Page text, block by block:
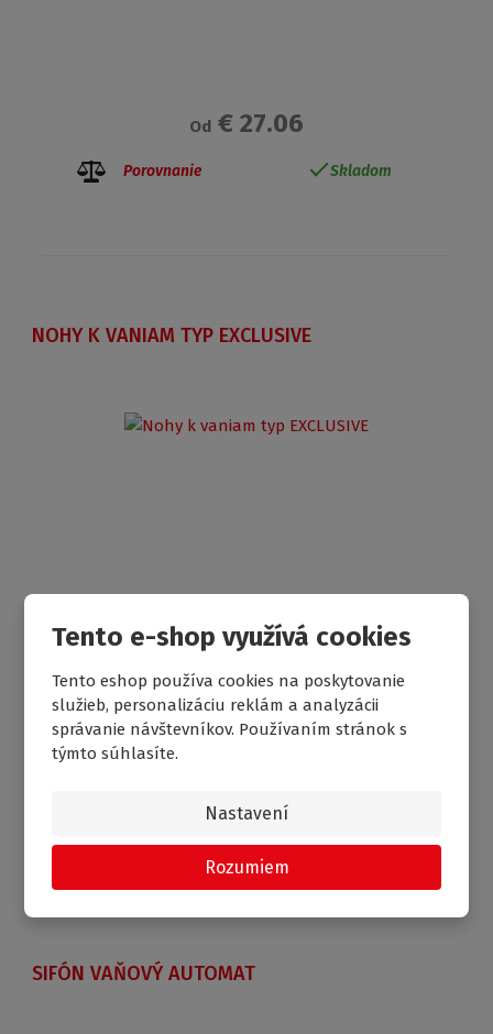
Tento e-shop využívá cookies
Tento eshop používa cookies na poskytovanie
služieb, personalizáciu reklám a analyzácii
správanie návštevníkov. Používaním stránok s
týmto súhlasíte.
Nastavení
Rozumiem
Od € 27.06
Porovnanie Skladom
NOHY K VANIAM TYP EXCLUSIVE
SIFÓN VAŇOVÝ AUTOMAT